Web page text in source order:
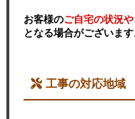
お客様のご自宅の状況
となる場合がございます
工事の対応地域